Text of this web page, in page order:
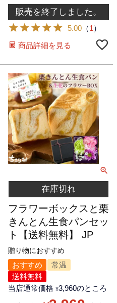
販売を終了しました。
5.00 （1）
商品詳細を見る
在庫切れ
贈り物におすすめ
フラワーボックスと栗
きんとん生食パンセッ
ト【送料無料】 JP
おすすめ
常温
送料無料
当店通常価格 ¥3,960のところ